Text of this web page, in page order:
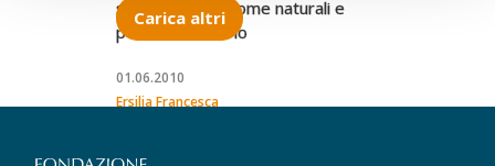
sociali, sentite come naturali e
permesse da Dio
01.06.2010
Ersilia Francesca
Carica altri